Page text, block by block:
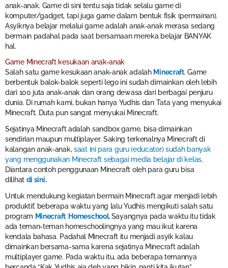
anak-anak. Game di sini tentu saja tidak selalu game di
komputer/gadget, tapi juga game dalam bentuk fisik (permainan).
Asyiknya belajar melalui game adalah anak-anak merasa sedang
bermain padahal pada saat bersamaan mereka belajar BANYAK
hal.
Game Minecraft kesukaan anak-anak
Salah satu game kesukaan anak-anak adalah Minecraft. Game
berbentuk balok-balok seperti lego ini sudah dimainkan oleh lebih
dari 100 juta anak-anak dan orang dewasa dari berbagai penjuru
dunia. Di rumah kami, bukan hanya Yudhis dan Tata yang menyukai
Minecraft. Duta pun sangat menyukai Minecraft.
Sejatinya Minecraft adalah sandbox game, bisa dimainkan
sendirian maupun multiplayer. Saking terkenalnya Minecraft di
kalangan anak-anak, saat ini para guru (educator) sudah banyak
yang menggunakan Minecraft sebagai media belajar di kelas.
Diantara contoh penggunaan Minecraft oleh para guru bisa
dilihat di sini.
Untuk mendukung kegiatan bermain Minecraft agar menjadi lebih
produktif, beberapa waktu yang lalu Yudhis mengikuti salah satu
program Minecraft Homeschool.Sayangnya pada waktu itu tidak
ada teman-teman homeschoolingnya yang mau ikut karena
kendala bahasa. Padahal Minecraft itu menjadi asyik kalau
dimainkan bersama-sama karena sejatinya Minecraft adalah
multiplayer game. Pada waktu itu, ada beberapa temannya